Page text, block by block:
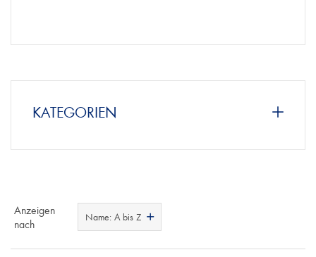
KATEGORIEN
Anzeigen
nach
Name: A bis Z